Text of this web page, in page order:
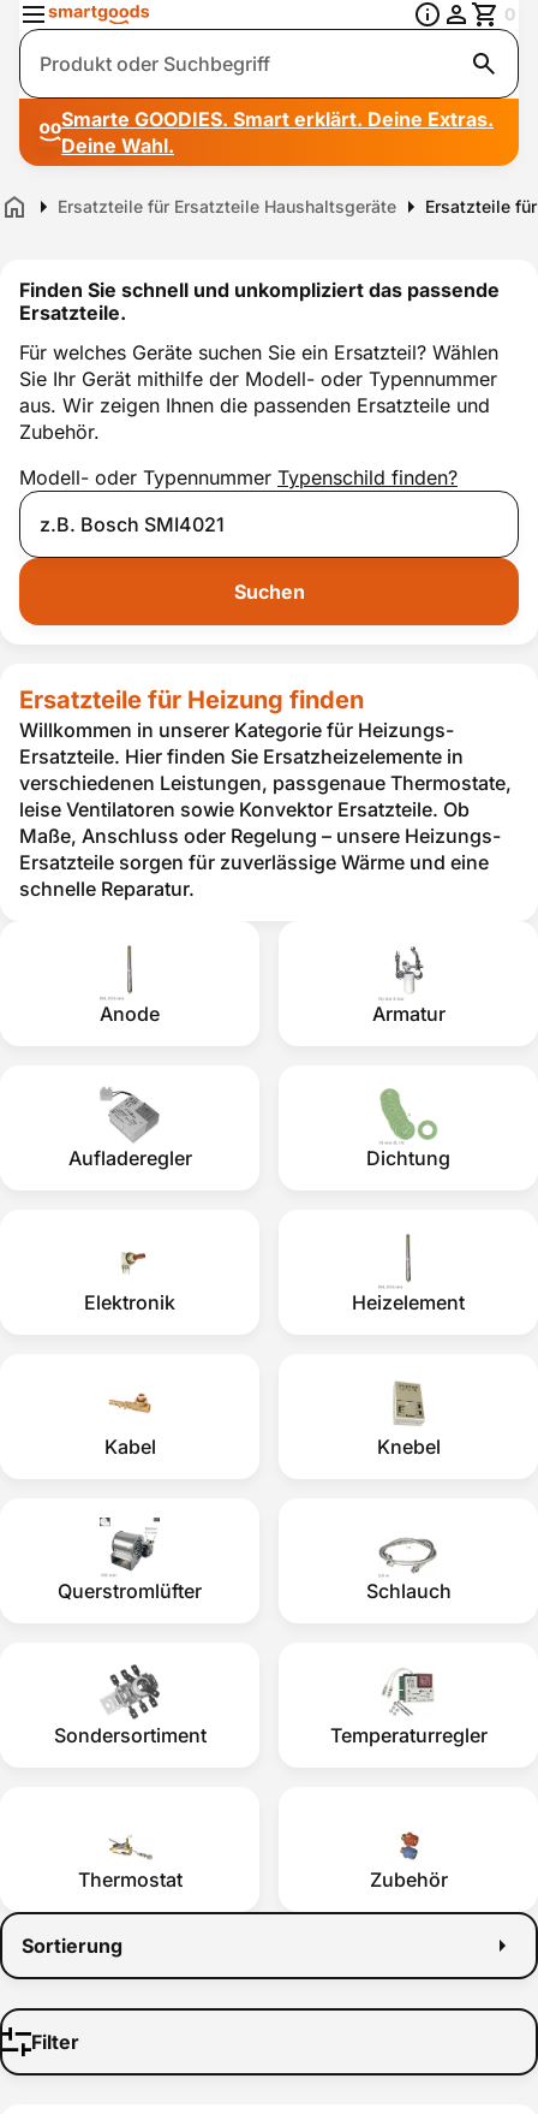
Suche
0
Smarte GOODIES. Smart erklärt. Deine Extras.
Deine Wahl.
Home Ersatzteile für Ersatzteile Haushaltsgeräte Ersatzteile
Sortierung
Filter
Ersatzteile für Heizung finden
Willkommen in unserer Kategorie für Heizungs-
Ersatzteile. Hier finden Sie Ersatzheizelemente in
verschiedenen Leistungen, passgenaue Thermostate,
leise Ventilatoren sowie Konvektor Ersatzteile. Ob
Maße, Anschluss oder Regelung – unsere Heizungs-
Ersatzteile sorgen für zuverlässige Wärme und eine
schnelle Reparatur.
Anode Armatur
Aufladeregler Dichtung
Elektronik Heizelement
Kabel Knebel
Querstromlüfter Schlauch
Sondersortiment Temperaturregler
Thermostat Zubehör
Finden Sie schnell und unkompliziert das passende
Ersatzteile.
Für welches Geräte suchen Sie ein Ersatzteil? Wählen
Sie Ihr Gerät mithilfe der Modell- oder Typennummer
aus. Wir zeigen Ihnen die passenden Ersatzteile und
Zubehör.
Modell- oder Typennummer Typenschild finden?
Suchen